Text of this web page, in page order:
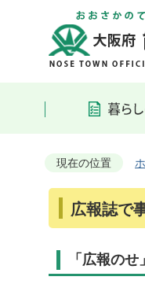
現在の位置
広報誌で
「広報の